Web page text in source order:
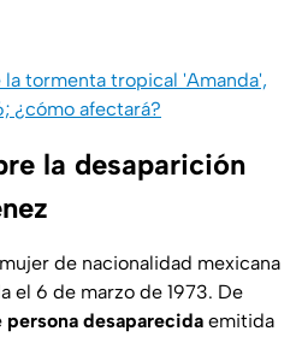
la tormenta tropical 'Amanda',
¿cómo afectará?
la desaparición
de nacionalidad mexicana
el 6 de marzo de 1973. De
persona desaparecida emitida